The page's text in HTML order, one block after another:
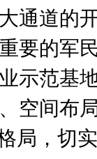
通道的
要的军
示范基
空间布
局，切